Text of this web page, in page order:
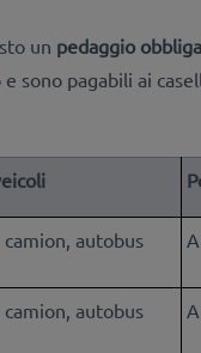
un pedaggio
sono pagabili ai
autobus
autobus